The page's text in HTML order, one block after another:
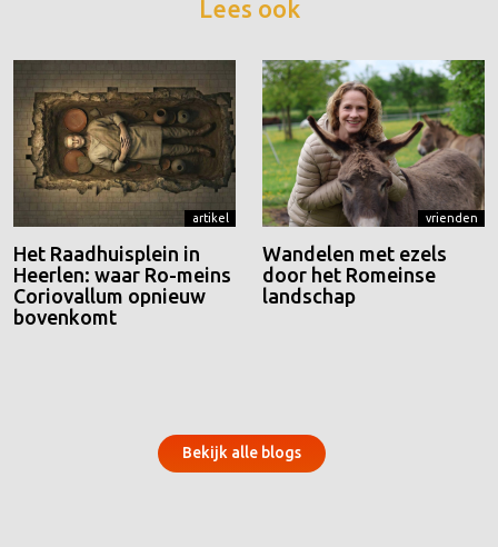
Lees ook
artikel
Het Raadhuisplein in
Heerlen: waar Ro-meins
Coriovallum opnieuw
bovenkomt
vrienden
Wandelen met ezels
door het Romeinse
landschap
Bekijk alle blogs